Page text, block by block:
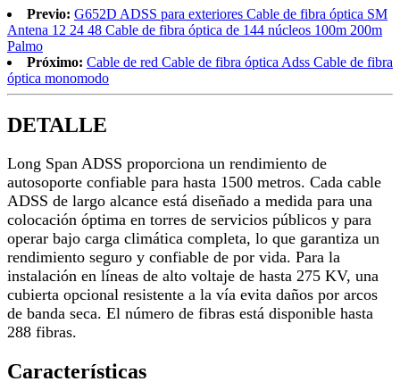
Previo: G652D ADSS para exteriores Cable de fibra óptica SM
Antena 12 24 48 Cable de fibra óptica de 144 núcleos 100m 200m
Palmo
Próximo: Cable de red Cable de fibra óptica Adss Cable de fibra
óptica monomodo
DETALLE
Long Span ADSS proporciona un rendimiento de
autosoporte confiable para hasta 1500 metros. Cada cable
ADSS de largo alcance está diseñado a medida para una
colocación óptima en torres de servicios públicos y para
operar bajo carga climática completa, lo que garantiza un
rendimiento seguro y confiable de por vida. Para la
instalación en líneas de alto voltaje de hasta 275 KV, una
cubierta opcional resistente a la vía evita daños por arcos
de banda seca. El número de fibras está disponible hasta
288 fibras.
Características